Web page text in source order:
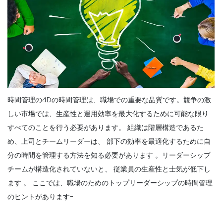
時間管理の4Dの時間管理は、職場での重要な品質です。競争の激
しい市場では、生産性と運用効率を最大化するために可能な限り
すべてのことを行う必要があります。
組織は階層構造であるた
め、上司とチームリーダーは、
部下の効率を最適化するために自
分の時間を管理する方法を知る必要があります 。リーダーシップ
チームが構造化されていないと、
従業員の生産性と士気が低下し
ます 。
ここでは、職場のためのトップリーダーシップの時間管理
のヒントがあります-